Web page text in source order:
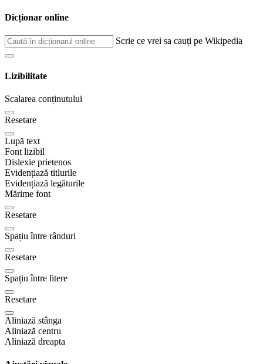
Dicționar online
Scrie ce vrei sa cauți pe Wikipedia
Lizibilitate
Scalarea conținutului
Resetare
Lupă text
Font lizibil
Dislexie prietenos
Evidențiază titlurile
Evidențiază legăturile
Mărime font
Resetare
Spațiu între rânduri
Resetare
Spațiu între litere
Resetare
Aliniază stânga
Aliniază centru
Aliniază dreapta